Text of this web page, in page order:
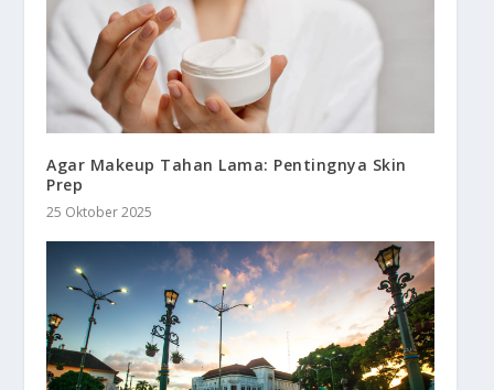
Agar Makeup Tahan Lama: Pentingnya Skin
Prep
25 Oktober 2025